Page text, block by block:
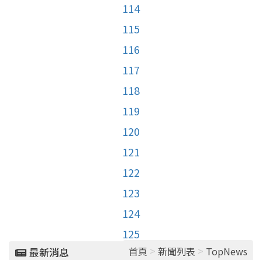
114
115
116
117
118
119
120
121
122
123
124
125
最新消息 首頁 > 新聞列表 > TopNews